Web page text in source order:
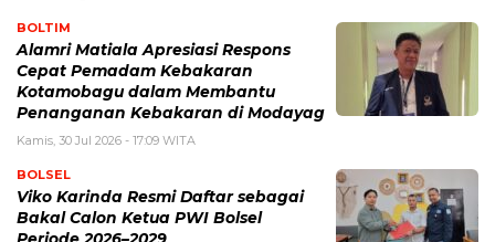
BOLTIM
Alamri Matiala Apresiasi Respons
Cepat Pemadam Kebakaran
Kotamobagu dalam Membantu
Penanganan Kebakaran di Modayag
Kamis, 30 Jul 2026 - 17:09 WITA
BOLSEL
Viko Karinda Resmi Daftar sebagai
Bakal Calon Ketua PWI Bolsel